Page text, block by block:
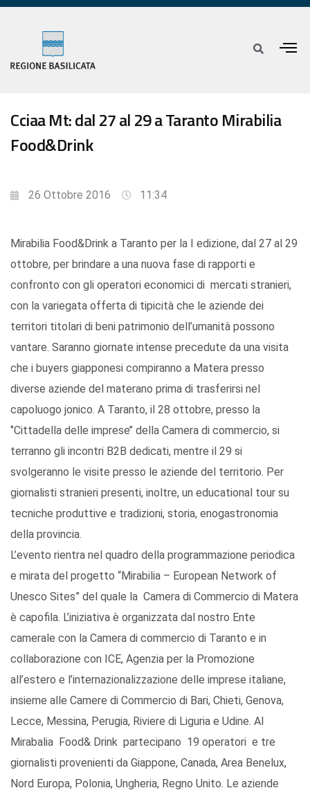
Cciaa Mt: dal 27 al 29 a Taranto Mirabilia
Food&Drink
26 Ottobre 2016 11:34
Mirabilia Food&Drink a Taranto per la I edizione, dal 27 al 29
ottobre, per brindare a una nuova fase di rapporti e
confronto con gli operatori economici di mercati stranieri,
con la variegata offerta di tipicità che le aziende dei
territori titolari di beni patrimonio dell’umanità possono
vantare. Saranno giornate intense precedute da una visita
che i buyers giapponesi compiranno a Matera presso
diverse aziende del materano prima di trasferirsi nel
capoluogo jonico. A Taranto, il 28 ottobre, presso la
‘’Cittadella delle imprese’’ della Camera di commercio, si
terranno gli incontri B2B dedicati, mentre il 29 si
svolgeranno le visite presso le aziende del territorio. Per
giornalisti stranieri presenti, inoltre, un educational tour su
tecniche produttive e tradizioni, storia, enogastronomia
della provincia.
L’evento rientra nel quadro della programmazione periodica
e mirata del progetto “Mirabilia – European Network of
Unesco Sites” del quale la Camera di Commercio di Matera
è capofila. L’iniziativa è organizzata dal nostro Ente
camerale con la Camera di commercio di Taranto e in
collaborazione con ICE, Agenzia per la Promozione
all’estero e l’internazionalizzazione delle imprese italiane,
insieme alle Camere di Commercio di Bari, Chieti, Genova,
Lecce, Messina, Perugia, Riviere di Liguria e Udine. Al
Mirabalia Food& Drink partecipano 19 operatori e tre
giornalisti provenienti da Giappone, Canada, Area Benelux,
Nord Europa, Polonia, Ungheria, Regno Unito. Le aziende